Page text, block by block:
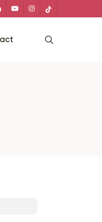
youtubeinstagram
tiktok